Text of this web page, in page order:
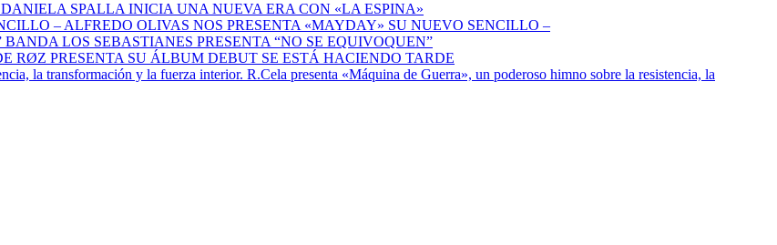
DANIELA SPALLA INICIA UNA NUEVA ERA CON «LA ESPINA»
ALFREDO OLIVAS NOS PRESENTA «MAYDAY» SU NUEVO SENCILLO –
BANDA LOS SEBASTIANES PRESENTA “NO SE EQUIVOQUEN”
RØZ PRESENTA SU ÁLBUM DEBUT SE ESTÁ HACIENDO TARDE
R.Cela presenta «Máquina de Guerra», un poderoso himno sobre la resistencia, la